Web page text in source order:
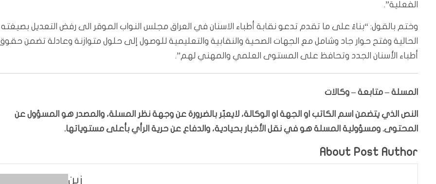
الفعلية”.
وختم بالقول: “بناءً على ما تقدم تدعو نقابة أطباء الاسنان في العراق مجلس النواب الموقر الى رفض التعديل بصيغته
الحالية وفتح حوار جاد وشامل مع الجهات الصحية والنقابية والتعليمية للوصول إلى حلول متوازنة وعادلة تضمن
أطباء الأسنان الجدد وتحافظ على المستوى العلمي والمهني لهم”.
المسلة – متابعة – وكالات
النص الذي يتضمن اسم الكاتب او الجهة او الوكالة، لايعبّر بالضرورة عن وجهة نظر المسلة، والمصدر هو المسؤول عن
المحتوى. ومسؤولية المسلة هو في نقل الأخبار بحيادية، والدفاع عن حرية الرأي بأعلى مستوياتها.
About Post Author
زين